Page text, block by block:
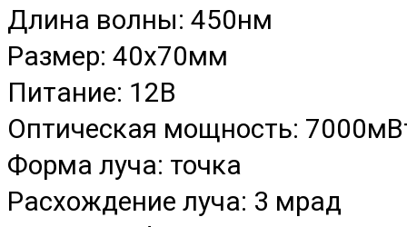
Длина волны: 450нм
Размер: 40х70мм
Питание: 12В
Оптическая мощность:
Форма луча: точка
Расхождение луча: 3 мрад